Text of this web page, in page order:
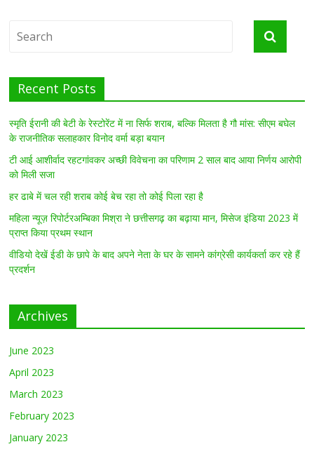
Recent Posts
स्मृति ईरानी की बेटी के रेस्टोरेंट में ना सिर्फ शराब, बल्कि मिलता है गौ मांस: सीएम बघेल
के राजनीतिक सलाहकार विनोद वर्मा बड़ा बयान
टी आई आशीर्वाद रहटगांवकर अच्छी विवेचना का परिणाम 2 साल बाद आया निर्णय आरोपी
को मिली सजा
हर ढाबे में चल रही शराब कोई बेच रहा तो कोई पिला रहा है
महिला न्यूज़ रिपोर्टरअम्बिका मिश्रा ने छत्तीसगढ़ का बढ़ाया मान, मिसेज इंडिया 2023 में
प्राप्त किया प्रथम स्थान
वीडियो देखें ईडी के छापे के बाद अपने नेता के घर के सामने कांग्रेसी कार्यकर्ता कर रहे हैं
प्रदर्शन
Archives
June 2023
April 2023
March 2023
February 2023
January 2023